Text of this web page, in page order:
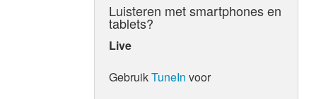
Luisteren met smartphones en
tablets?
Live
GebruikTuneIn voor